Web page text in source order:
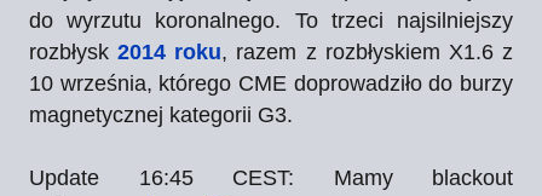
do wyrzutu koronalnego. To trzeci najsilniejszy
rozbłysk2014 roku, razem z rozbłyskiem X1.6 z
10 września, którego CME doprowadziło do burzy
magnetycznej kategorii G3.
Update 16:45 CEST: Mamy blackout